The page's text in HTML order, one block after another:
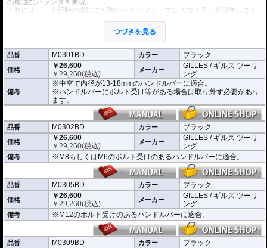
の最適なバランスを実現。
これにより、走行時の振動にも強いハイパフォーマンスなミラーが誕生しまし
ミラーの角度や位置も調整が可能。視認性など安全へ関わる要素へも細心の注
※車検対応。
※1個単位での販売
※左右どちらにも使用できます。
※商品は汎用品となり、主に２系統の取り付け方法をラインナップ。
(取付確認がされているものは下記の適合検索で適合品番をご確認いただけま
M0301BD 中空で内径が13-18mmのハンドルバーに適合
M0302BD M8もしくはM6のボルト受けのあるハンドルバーに適合
M0305BD M12のボルト受けのあるハンドルバーに適合
M0309BD 中空で内径が13-18mmのハンドルバーもしくはM18のボルト受け
のあるハンドルバーに適合
別売オプションにカラーインサートをご用意。
車体のイメージに合わせたカスタムが可能となり、ワンポイントアクセントと
してその存在感を高めます。
つづきを見る
品番 M0301BD カラー ブラック
価格
￥26,600
￥29,260(税込) メーカー
GILLES / ギルズ ツーリ
ング
備考
※中空で内径が13-18mmのハンドルバーに適合。
※ハンドルバーにボルト受け等がある場合は取り外す必要があり
ます。
品番 M0302BD カラー ブラック
価格
￥26,600
￥29,260(税込) メーカー
GILLES / ギルズ ツーリ
ング
備考 ※M8もしくはM6のボルト受けのあるハンドルバーに適合。
品番 M0305BD カラー ブラック
価格
￥26,600
￥29,260(税込) メーカー
GILLES / ギルズ ツーリ
ング
備考 ※M12のボルト受けのあるハンドルバーに適合。
品番 M0309BD カラー ブラック